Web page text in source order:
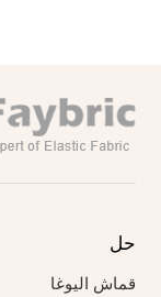
حل
قماش اليوغا